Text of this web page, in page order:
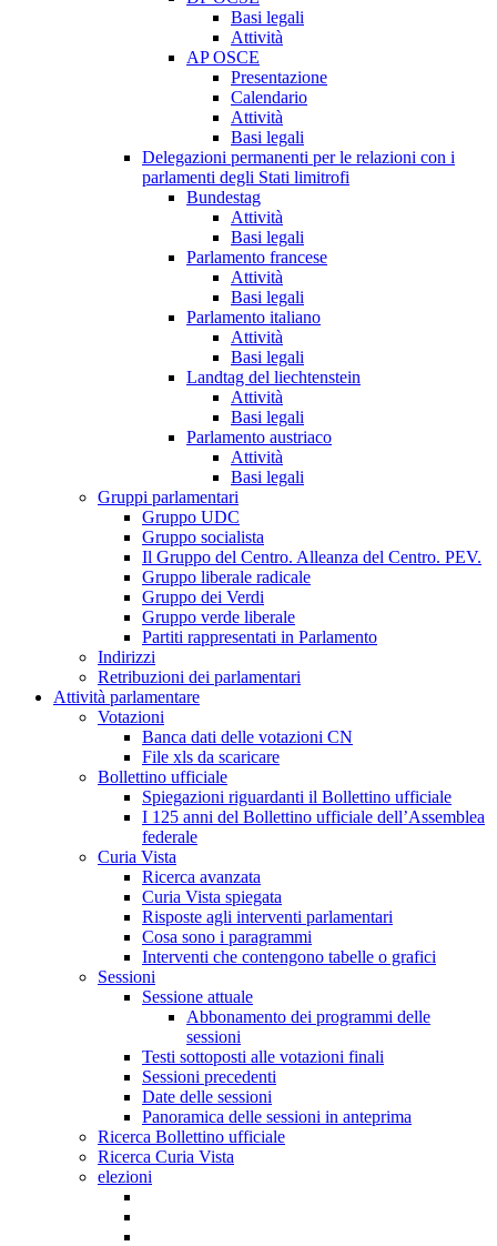
Basi legali
Attività
AP OSCE
Presentazione
Calendario
Attività
Basi legali
Delegazioni permanenti per le relazioni con i
parlamenti degli Stati limitrofi
Bundestag
Attività
Basi legali
Parlamento francese
Attività
Basi legali
Parlamento italiano
Attività
Basi legali
Landtag del liechtenstein
Attività
Basi legali
Parlamento austriaco
Attività
Basi legali
Gruppi parlamentari
Gruppo UDC
Gruppo socialista
Il Gruppo del Centro. Alleanza del Centro. PEV.
Gruppo liberale radicale
Gruppo dei Verdi
Gruppo verde liberale
Partiti rappresentati in Parlamento
Indirizzi
Retribuzioni dei parlamentari
Attività parlamentare
Votazioni
Banca dati delle votazioni CN
File xls da scaricare
Bollettino ufficiale
Spiegazioni riguardanti il Bollettino ufficiale
I 125 anni del Bollettino ufficiale dell’Assemblea
federale
Curia Vista
Ricerca avanzata
Curia Vista spiegata
Risposte agli interventi parlamentari
Cosa sono i paragrammi
Interventi che contengono tabelle o grafici
Sessioni
Sessione attuale
Abbonamento dei programmi delle
sessioni
Testi sottoposti alle votazioni finali
Sessioni precedenti
Date delle sessioni
Panoramica delle sessioni in anteprima
Ricerca Bollettino ufficiale
Ricerca Curia Vista
elezioni